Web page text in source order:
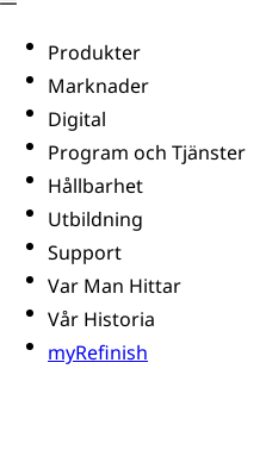
Produkter
Marknader
Digital
Program och Tjänster
Hållbarhet
Utbildning
Support
Var Man Hittar
Vår Historia
myRefinish